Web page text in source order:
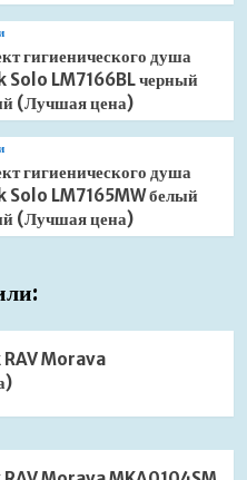
гигиенического душа
Solo LM7166BL черный
(Лучшая цена)
гигиенического душа
Solo LM7165MW белый
(Лучшая цена)
RAV Morava